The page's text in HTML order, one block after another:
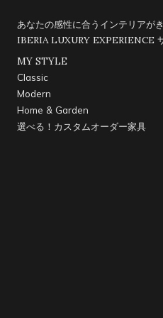
あなたの感性に合うインテリアが
IBERIA LUXURY EXPERIENCE
MY STYLE
Classic
Modern
Home & Garden
選べる！カスタムオーダー家具